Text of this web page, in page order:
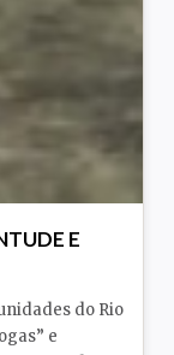
E
do Rio
e